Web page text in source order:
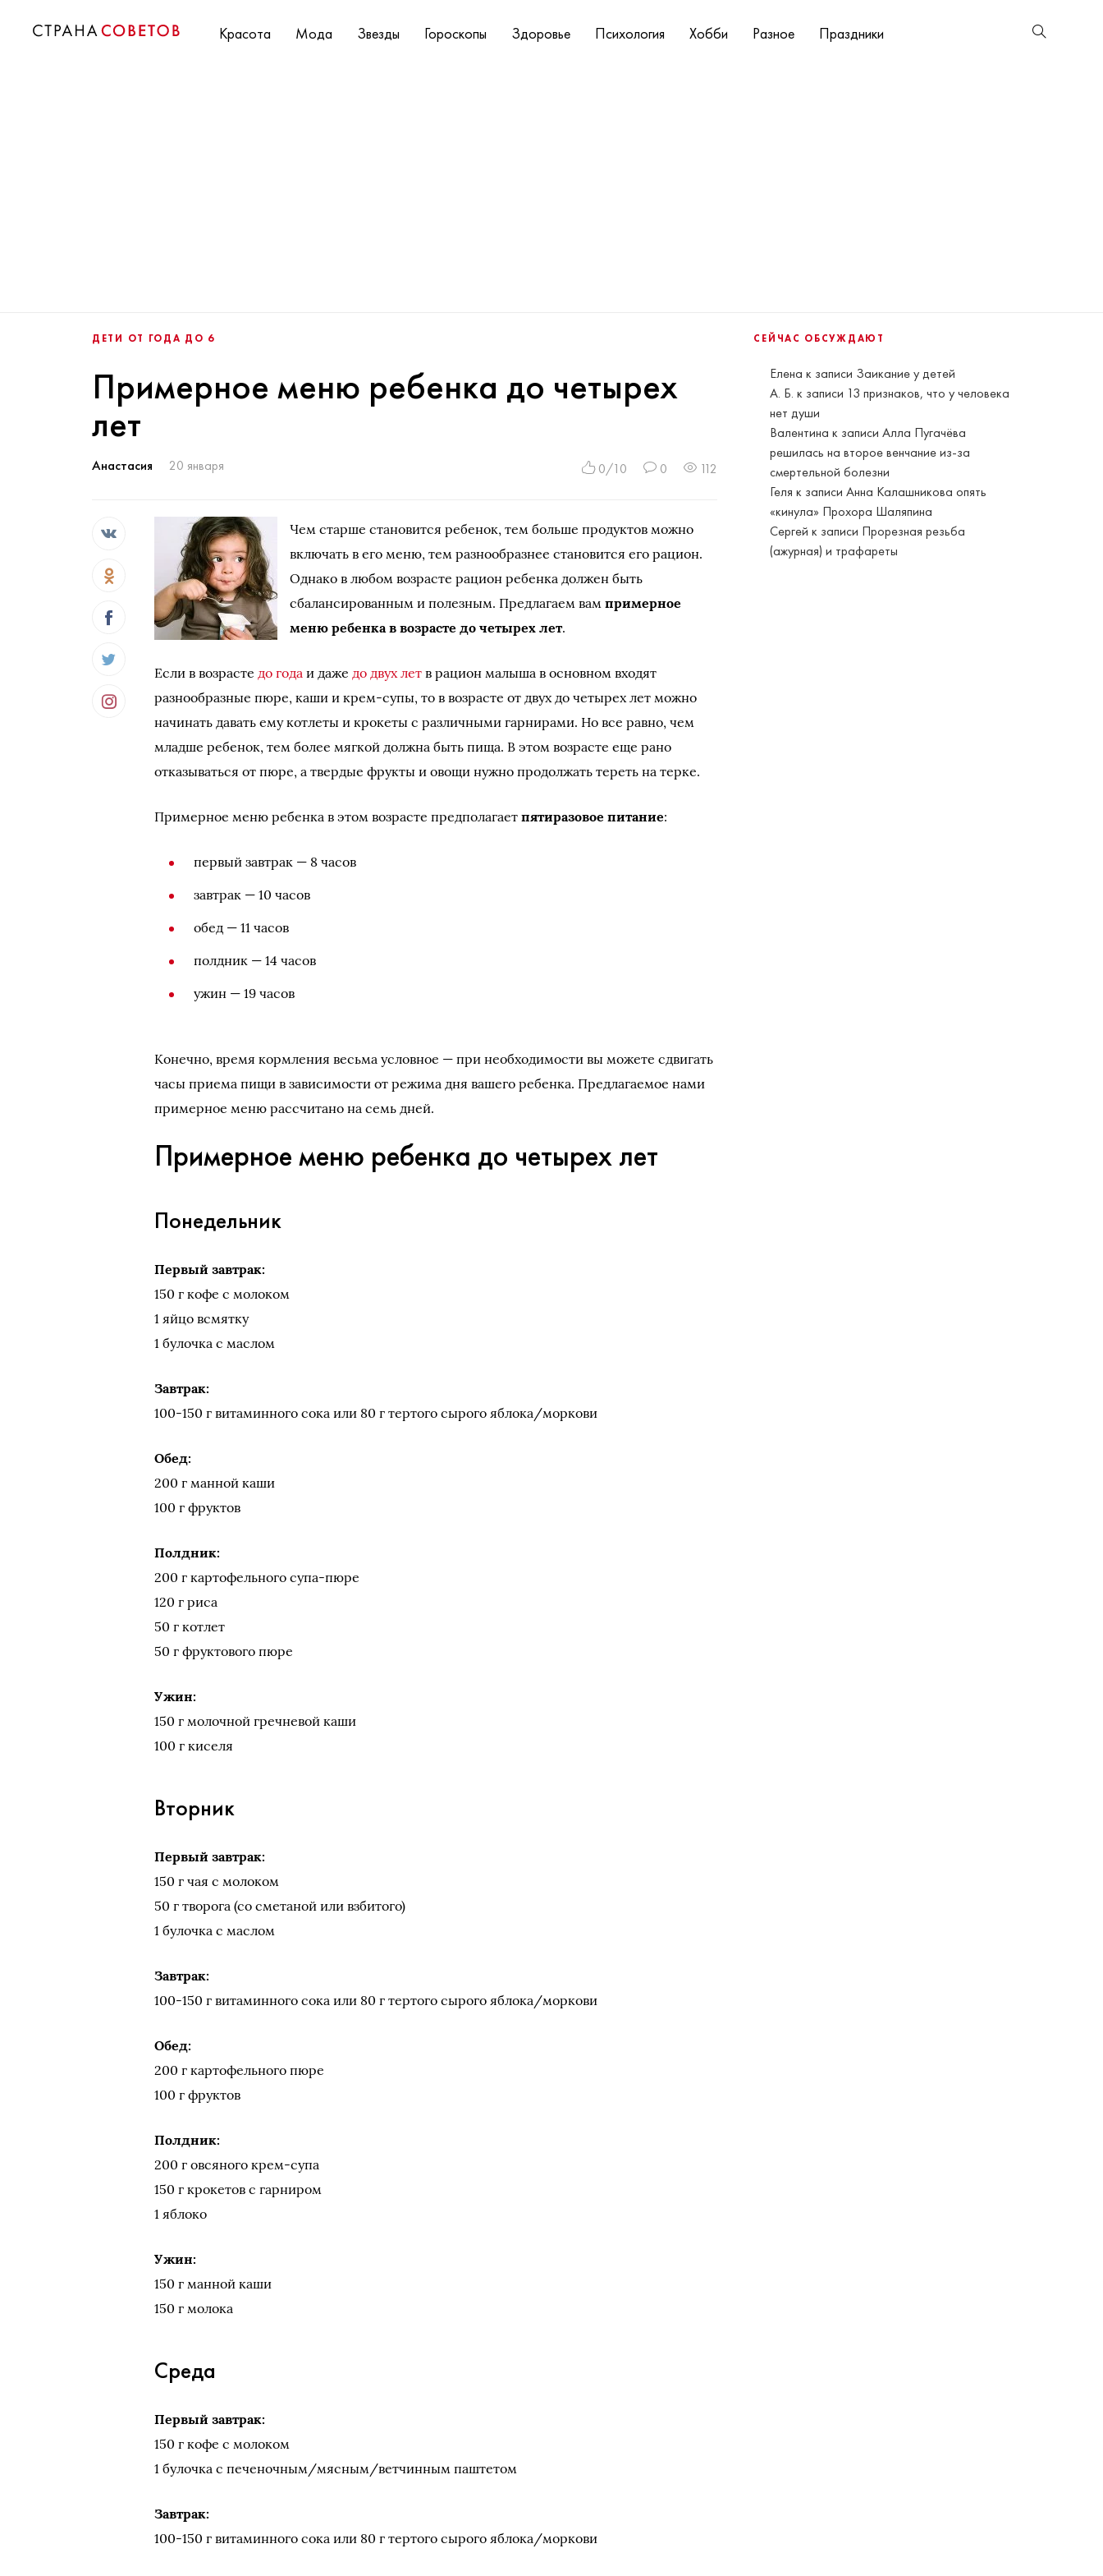
Красота Мода Звезды Гороскопы Здоровье Психология Хобби Разное Праздники
СЕЙЧАС ОБСУЖДАЮТ
Елена к записи Заикание у детей
А. Б. к записи 13 признаков, что у человека
нет души
Валентина к записиАлла Пугачёва
решилась на второе венчание из-за
смертельной болезни
Геля к записиАнна Калашникова опять
«кинула» Прохора Шаляпина
Сергей к записи Прорезная резьба
(ажурная) и трафареты
ДЕТИ ОТ ГОДА ДО 6
Примерное меню ребенка до четырех
лет
Анастасия 20 января 0/10 0 112
Чем старше становится ребенок, тем больше продуктов можно
включать в его меню, тем разнообразнее становится его рацион.
Однако в любом возрасте рацион ребенка должен быть
сбалансированным и полезным. Предлагаем вампримерное
меню ребенка в возрасте до четырех лет.
Если в возрастедо года и дажедо двух лет в рацион малыша в основном входят
разнообразные пюре, каши и крем-супы, то в возрасте от двух до четырех лет можно
начинать давать ему котлеты и крокеты с различными гарнирами. Но все равно, чем
младше ребенок, тем более мягкой должна быть пища. В этом возрасте еще рано
отказываться от пюре, а твердые фрукты и овощи нужно продолжать тереть на терке.
Примерное меню ребенка в этом возрасте предполагаетпятиразовое питание:
первый завтрак — 8 часов
завтрак — 10 часов
обед — 11 часов
полдник — 14 часов
ужин — 19 часов
Конечно, время кормления весьма условное — при необходимости вы можете сдвигать
часы приема пищи в зависимости от режима дня вашего ребенка. Предлагаемое нами
примерное меню рассчитано на семь дней.
Примерное меню ребенка до четырех лет
Понедельник
Первый завтрак:
150 г кофе с молоком
1 яйцо всмятку
1 булочка с маслом
Завтрак:
100-150 г витаминного сока или 80 г тертого сырого яблока/моркови
Обед:
200 г манной каши
100 г фруктов
Полдник:
200 г картофельного супа-пюре
120 г риса
50 г котлет
50 г фруктового пюре
Ужин:
150 г молочной гречневой каши
100 г киселя
Вторник
Первый завтрак:
150 г чая с молоком
50 г творога (со сметаной или взбитого)
1 булочка с маслом
Завтрак:
100-150 г витаминного сока или 80 г тертого сырого яблока/моркови
Обед:
200 г картофельного пюре
100 г фруктов
Полдник:
200 г овсяного крем-супа
150 г крокетов с гарниром
1 яблоко
Ужин:
150 г манной каши
150 г молока
Среда
Первый завтрак:
150 г кофе с молоком
1 булочка с печеночным/мясным/ветчинным паштетом
Завтрак:
100-150 г витаминного сока или 80 г тертого сырого яблока/моркови